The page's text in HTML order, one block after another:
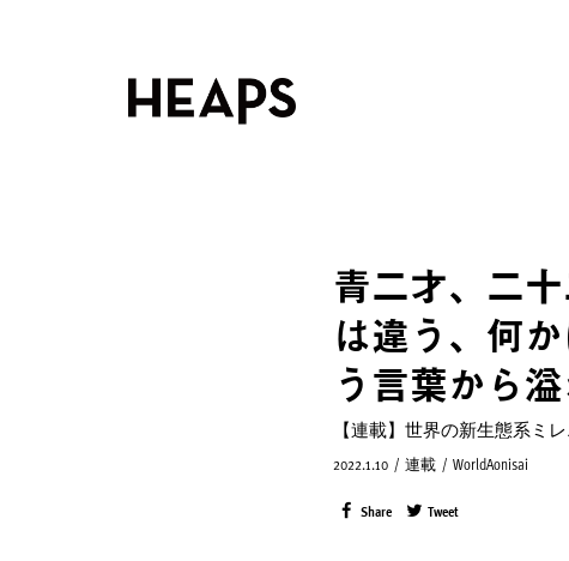
青二才、二
は違う、何
う言葉から
【連載】世界の新生態系ミ
2022.1.10 / 連載 / WorldAonisai
Share Tweet